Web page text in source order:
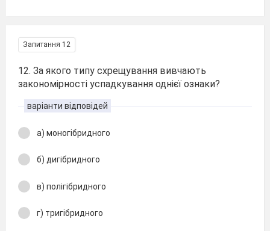
Запитання 12
12. За якого типу схрещування вивчають
закономірності успадкування однієї ознаки?
варіанти відповідей
а) моногібридного
б) дигібридного
в) полігібридного
г) тригібридного